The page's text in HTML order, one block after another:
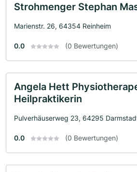
Strohmenger Stephan
Marienstr. 26, 64354 Reinheim
0.0 (0 Bewertungen)
Angela Hett
Heilpraktikerin
Pulverhäuserweg 23, 64295
0.0 (0 Bewertungen)